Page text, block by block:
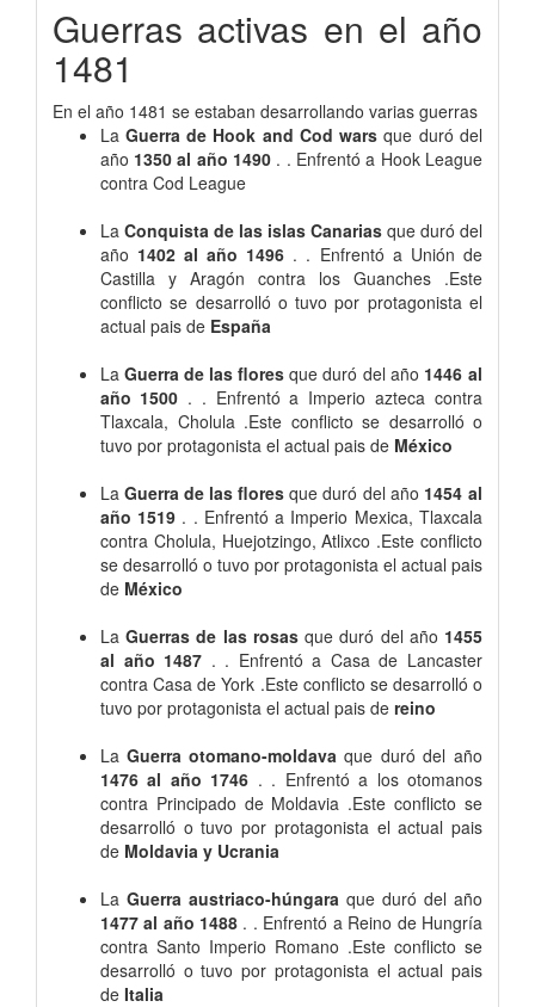
Guerras activas en el año
1481
En el año 1481 se estaban desarrollando varias guerras
La Guerra de Hook and Cod wars que duró del
año 1350 al año 1490 . . Enfrentó a Hook League
contra Cod League
La Conquista de las islas Canarias que duró del
año 1402 al año 1496 . . Enfrentó a Unión de
Castilla y Aragón contra los Guanches .Este
conflicto se desarrolló o tuvo por protagonista el
actual pais de España
La Guerra de las flores que duró del año 1446 al
año 1500 . . Enfrentó a Imperio azteca contra
Tlaxcala, Cholula .Este conflicto se desarrolló o
tuvo por protagonista el actual pais de México
La Guerra de las flores que duró del año 1454 al
año 1519 . . Enfrentó a Imperio Mexica, Tlaxcala
contra Cholula, Huejotzingo, Atlixco .Este conflicto
se desarrolló o tuvo por protagonista el actual pais
de México
La Guerras de las rosas que duró del año 1455
al año 1487 . . Enfrentó a Casa de Lancaster
contra Casa de York .Este conflicto se desarrolló o
tuvo por protagonista el actual pais de reino
La Guerra otomano-moldava que duró del año
1476 al año 1746 . . Enfrentó a los otomanos
contra Principado de Moldavia .Este conflicto se
desarrolló o tuvo por protagonista el actual pais
de Moldavia y Ucrania
La Guerra austriaco-húngara que duró del año
1477 al año 1488 . . Enfrentó a Reino de Hungría
contra Santo Imperio Romano .Este conflicto se
desarrolló o tuvo por protagonista el actual pais
de Italia